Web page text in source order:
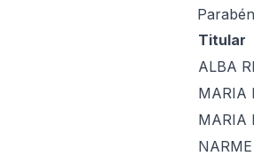
Titular
ALBA
MARIA
MARIA